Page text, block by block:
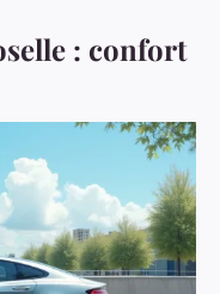
: confort